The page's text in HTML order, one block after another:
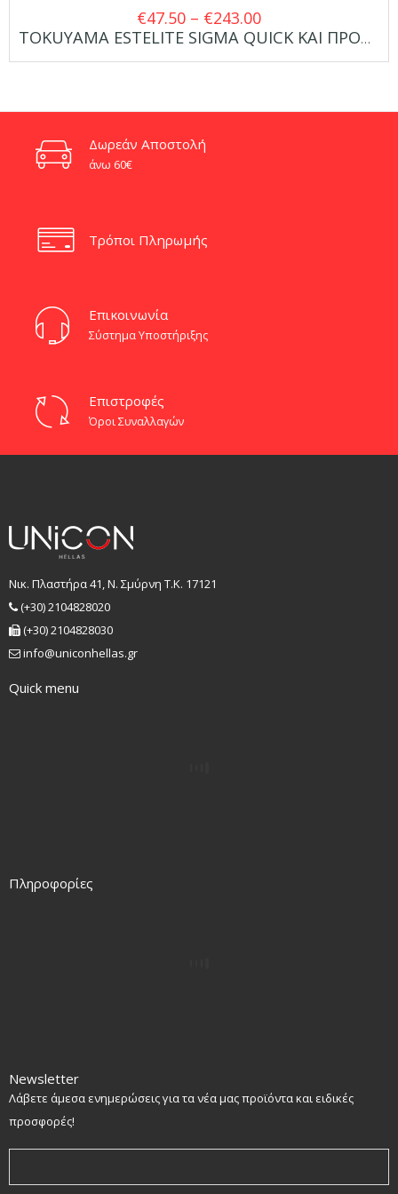
€47.50 – €243.00Price
range:
TOKUYAMA ESTELITE SIGMA QUICK ΚΑΙ ΠΡΟΣΦΟΡΑ 3+1 ΔΩΡΟ
Δωρεάν Αποστολή
άνω 60€
Τρόποι Πληρωμής
Eπικοινωνία
Σύστημα Υποστήριξης
Επιστροφές
Όροι Συναλλαγών
Νικ. Πλαστήρα 41, Ν. Σμύρνη T.K. 17121
(+30) 2104828020
(+30) 2104828030
info@uniconhellas.gr
Quick menu
Πληροφορίες
Newsletter
Λάβετε άμεσα ενημερώσεις για τα νέα μας προϊόντα και ειδικές
προσφορές!